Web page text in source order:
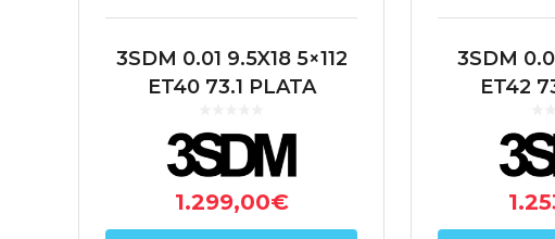
3SDM 0.01 9.5X18 5×112
ET40 73.1 PLATA
1.299,00€
3SDM
ET42